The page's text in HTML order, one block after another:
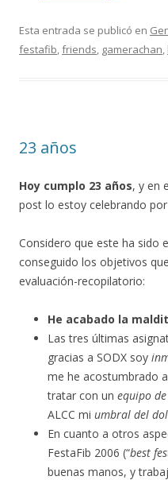
Esta entrada se publicó en
festafib,friends, gamerachan,
23 años
Hoy cumplo 23 años, y en
post lo estoy celebrando
Considero que este ha sido
conseguido los objetivos
evaluación-recopilatorio:
He acabado la
Las tres últimas
gracias a SODX soy
me he acostumbrado
tratar con un equipo
ALCC mi umbral del
En cuanto a otros
FestaFib 2006 (“best
buenas manos, y